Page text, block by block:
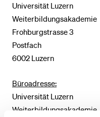
Universität Luzern
Weiterbildungsakademie
Frohburgstrasse 3
Postfach
6002 Luzern
Büroadresse:
Universität Luzern
Weiterbildungsakademie
BELIEBTE INHALTE
Vorlesungsverzeichnis
Menuplan Mensa